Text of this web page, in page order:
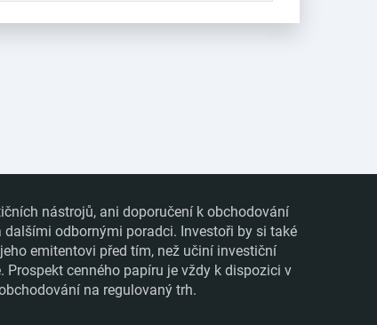
nástrojů, ani doporučení k obchodování
odbornými poradci. Investoři by si také
emitentovi před tím, než učiní investiční
cenného papíru je vždy k dispozici v
na regulovaný trh.